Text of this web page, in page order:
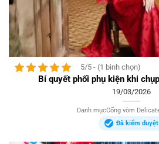
5/5 - (1 bình chọn)
Bí quyết phối phụ kiện khi
19/03/2026
Danh mụcCổng vòm
Đã kiểm duyệt